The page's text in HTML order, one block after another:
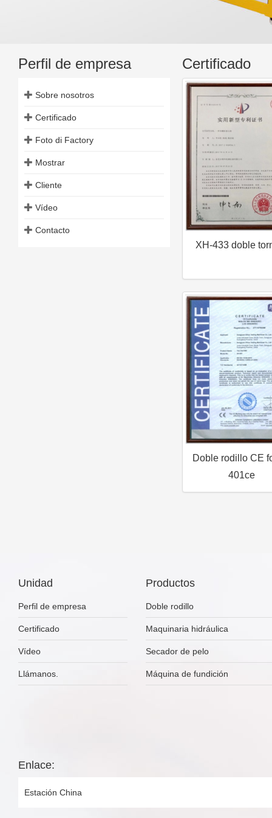
Perfil de empresa
Sobre nosotros
Certificado
Foto di Factory
Mostrar
Cliente
Vídeo
Contacto
Certificado
XH-433 doble
Doble rodillo CE
401ce
Unidad
Perfil de empresa
Certificado
Vídeo
Llámanos.
Productos
Doble rodillo
Maquinaria hidráulica
Secador de pelo
Máquina de fundición
Enlace:
Estación China